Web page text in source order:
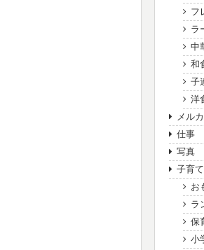
フ
ラ
中
和
子
洋
メル
仕事
写真
子育て
お
ラ
保
小